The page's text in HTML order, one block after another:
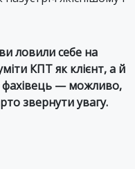
ловили себе на
КПТ як клієнт, а й
фахівець — можливо,
звернути увагу.